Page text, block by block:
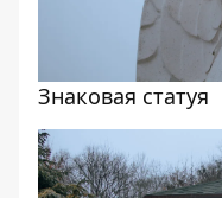
Знаковая статуя